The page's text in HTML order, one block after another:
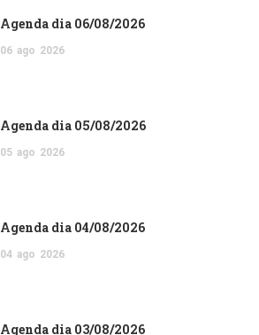
Agenda dia 06/08/2026
06 ago 2026
Agenda dia 05/08/2026
05 ago 2026
Agenda dia 04/08/2026
04 ago 2026
Agenda dia 03/08/2026